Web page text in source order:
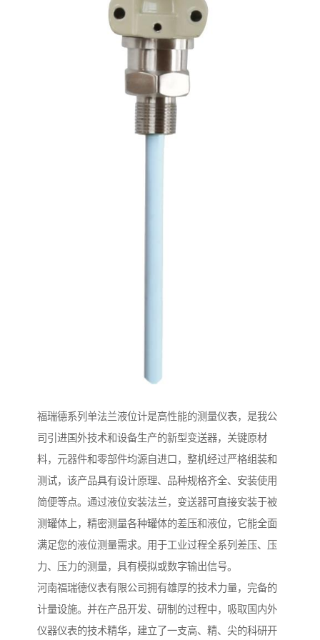
福瑞德系列单法兰液位计是高性能的测量仪表，是我公
司引进国外技术和设备生产的新型变送器，关键原材
料，元器件和零部件均源自进口，整机经过严格组装和
测试，该产品具有设计原理、品种规格齐全、安装使用
简便等点。通过液位安装法兰，变送器可直接安装于被
测罐体上，精密测量各种罐体的差压和液位，它能全面
满足您的液位测量需求。用于工业过程全系列差压、压
力、压力的测量，具有模拟或数字输出信号。
河南福瑞德仪表有限公司拥有雄厚的技术力量，完备的
计量设施。并在产品开发、研制的过程中，吸取国内外
仪器仪表的技术精华，建立了一支高、精、尖的科研开